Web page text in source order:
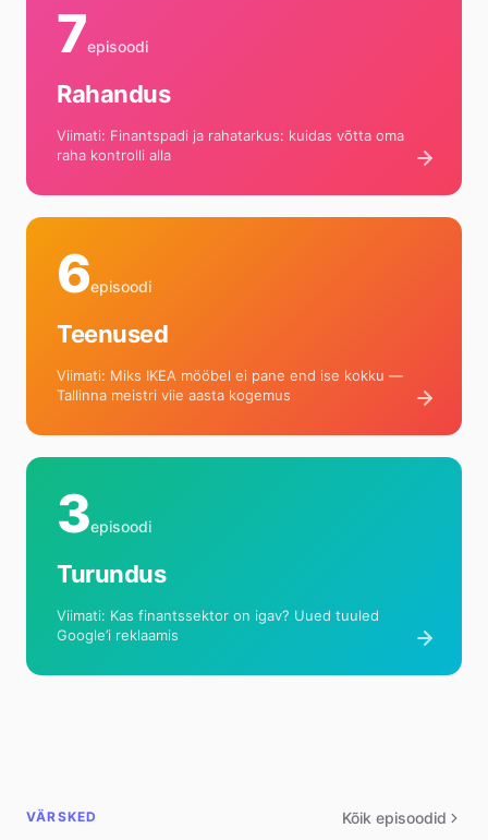
7episoodi
Rahandus
Viimati: Finantspadi ja rahatarkus: kuidas võtta oma
raha kontrolli alla
6episoodi
Teenused
Viimati: Miks IKEA mööbel ei pane end ise kokku —
Tallinna meistri viie aasta kogemus
3episoodi
Turundus
Viimati: Kas finantssektor on igav? Uued tuuled
Google’i reklaamis
VÄRSKED Kõik episoodid